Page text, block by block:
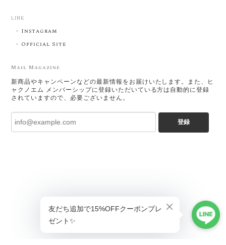
LINK
Instagram
Official Site
Mail Magazine
新商品やキャンペーンなどの最新情報をお届けいたします。また、ヒ
ャクノエム メンバーシップに登録いただいている方は自動的に登録
されていますので、必要ございません。
登録